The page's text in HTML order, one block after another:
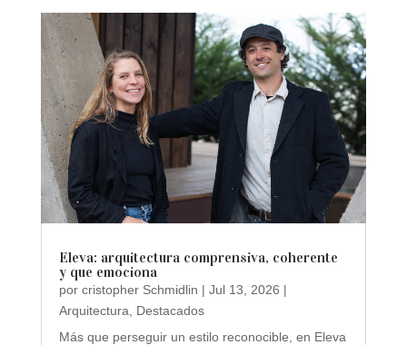
Eleva: arquitectura comprensiva, coherente
y que emociona
por cristopher Schmidlin | Jul 13, 2026 |
Arquitectura
Destacados
Más que perseguir un estilo reconocible, en Eleva